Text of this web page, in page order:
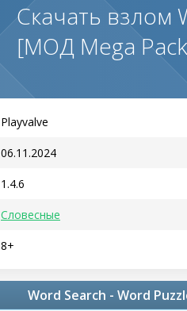
Скачать взлом
[МОД Mega
Playvalve
06.11.2024
1.4.6
Словесные
8+
Word Search - Word